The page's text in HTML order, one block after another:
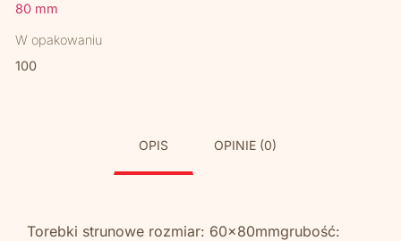
80 mm
W opakowaniu
100
OPIS OPINIE (0)
Torebki strunowe rozmiar: 60x80mmgrubość: